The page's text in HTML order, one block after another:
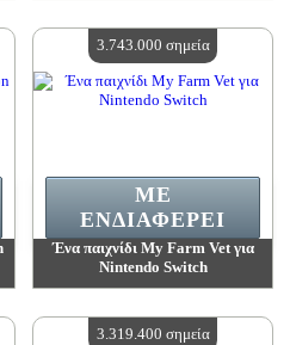
Διαθέσιμη ποσότητα:4
Ένα παιχνίδι My Farm Vet για
Nintendo Switch
Διαθέσιμη ποσότητα:4
ΜΕ
ΕΝΔΙΑΦΈΡΕΙ
3.743.000 σημεία
3.319.400 σημεία